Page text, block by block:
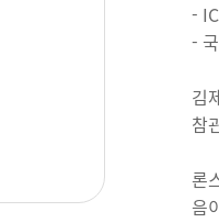
-
-
김
참
론
음